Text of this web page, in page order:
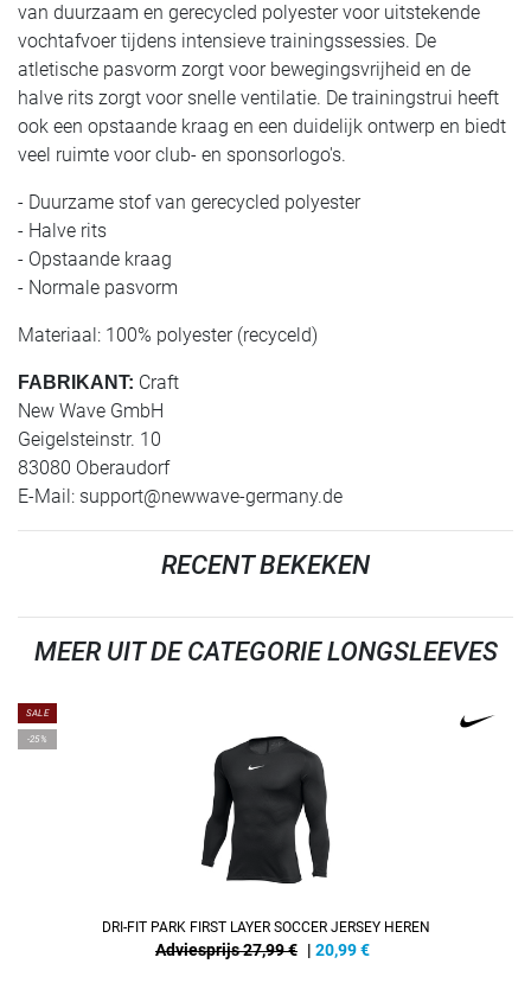
van duurzaam en gerecycled polyester voor uitstekende
vochtafvoer tijdens intensieve trainingssessies. De
atletische pasvorm zorgt voor bewegingsvrijheid en de
halve rits zorgt voor snelle ventilatie. De trainingstrui heeft
ook een opstaande kraag en een duidelijk ontwerp en biedt
veel ruimte voor club- en sponsorlogo's.
- Duurzame stof van gerecycled polyester
- Halve rits
- Opstaande kraag
- Normale pasvorm
Materiaal: 100% polyester (recyceld)
FABRIKANT: Craft
New Wave GmbH
Geigelsteinstr. 10
83080 Oberaudorf
E-Mail: support@newwave-germany.de
RECENT BEKEKEN
MEER UIT DE CATEGORIE LONGSLEEVES
SALE
-25%
DRI-FIT PARK FIRST LAYER SOCCER JERSEY HEREN
Adviesprijs 27,99 € | 20,99€